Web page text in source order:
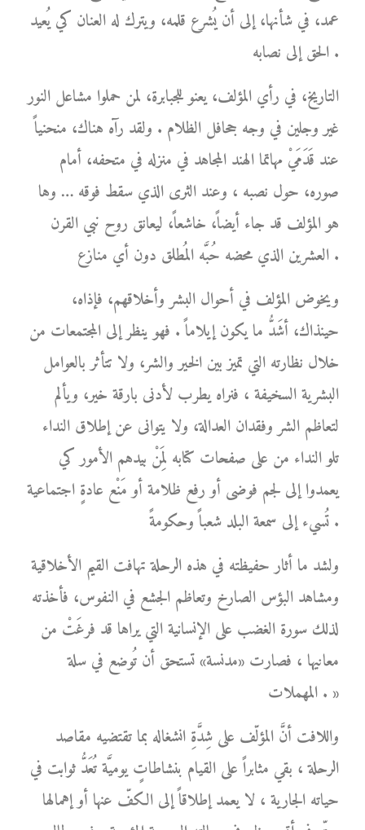
عمد، في شأنها، إلى أن يُشرع قلمه، ويترك له العنان كي يُعيد
الحق إلى نصابه .
التاريخ، في رأي المؤلف، يعنو للجبابرة، لمن حملوا مشاعل النور
غير وجلين في وجه جحافل الظلام . ولقد رآه هناك، منحنياً
عند قَدَمَيْ مهاتما الهند المجاهد في منزله في متحفه، أمام
صوره، حول نصبه ، وعند الثرى الذي سقط فوقه … وها
هو المؤلف قد جاء أيضاً، خاشعاً، ليعانق روح نبي القرن
العشرين الذي محضه حُبَّه المُطلق دون أي منازع .
ويخوض المؤلف في أحوال البشر وأخلاقهم، فإذاه،
حينذاك، أشَدُّ ما يكون إيلاماً . فهو ينظر إلى المجتمعات من
خلال نظارته التي تميز بين الخير والشر، ولا تتأثر بالعوامل
البشرية السخيفة ، فنراه يطرب لأدنى بارقة خير، ويألم
لتعاظم الشر وفقدان العدالة، ولا يتوانى عن إطلاق النداء
تلو النداء من على صفحات كتابه لِمَنْ بيدهم الأمور كي
يعمدوا إلى لجم فوضى أو رفع ظلامة أو مَنْع عادةٍ اجتماعية
تُسيء إلى سمعة البلد شعباً وحكومةً .
ولشد ما أثار حفيظته في هذه الرحلة تهافت القيم الأخلاقية
ومشاهد البؤس الصارخ وتعاظم الجشع في النفوس، فأخذته
لذلك سورة الغضب على الإنسانية التي يراها قد فرغَتْ من
معانيها ، فصارت «مدنسة» تستحق أن تُوضع في سلة
المهملات . »
واللافت أنَّ المؤلّف على شِدَّةِ انشغاله بما تقتضيه مقاصد
الرحلة ، بقي مثابراً على القيام بنشاطاتٍ يوميَّة تُعَدُّ ثوابت في
حياته الجارية ، لا يعمد إطلاقاً إلى الكفّ عنها أو إهمالها